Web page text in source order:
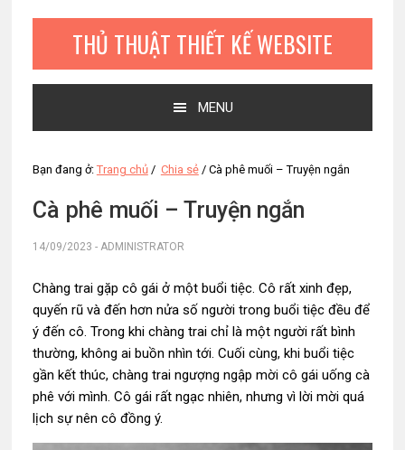
THỦ THUẬT THIẾT KẾ WEBSITE
MENU
Bạn đang ở: Trang chủ / Chia sẻ /Cà phê muối – Truyện ngắn
Cà phê muối – Truyện ngắn
14/09/2023 - ADMINISTRATOR
Chàng trai gặp cô gái ở một buổi tiệc. Cô rất xinh đẹp,
quyến rũ và đến hơn nửa số người trong buổi tiệc đều để
ý đến cô. Trong khi chàng trai chỉ là một người rất bình
thường, không ai buồn nhìn tới. Cuối cùng, khi buổi tiệc
gần kết thúc, chàng trai ngượng ngập mời cô gái uống cà
phê với mình. Cô gái rất ngạc nhiên, nhưng vì lời mời quá
lịch sự nên cô đồng ý.